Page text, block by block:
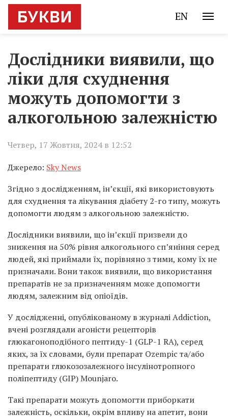
EN
Дослідники виявили, що
ліки для схуднення
можуть допомогти з
алкогольною залежністю
Четвер, 17 Жовтня, 2024 в 12:52
Джерело: Sky News
Згідно з дослідженням, ін’єкції, які використовують
для схуднення та лікування діабету 2-го типу, можуть
допомогти людям з алкогольною залежністю.
Дослідники виявили, що ін’єкції призвели до
зниження на 50% рівня алкогольного сп’яніння серед
людей, які приймали їх, порівняно з тими, кому їх не
призначали. Вони також виявили, що використання
препаратів не за призначенням може допомогти
людям, залежним від опіоїдів.
У дослідженні, опублікованому в журналі Addiction,
вчені розглядали агоністи рецепторів
глюкагоноподібного пептиду-1 (GLP-1 RA), серед
яких, за їх словами, були препарат Ozempic та/або
препарати глюкозозалежного інсулінотропного
поліпептиду (GIP) Mounjaro.
Такі препарати можуть допомогти приборкати
залежність, оскільки, окрім впливу на апетит, вони